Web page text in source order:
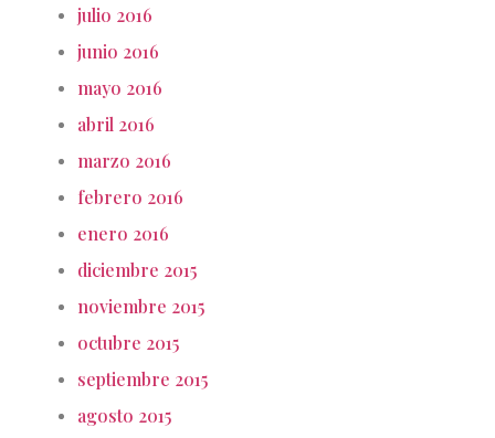
julio 2016
junio 2016
mayo 2016
abril 2016
marzo 2016
febrero 2016
enero 2016
diciembre 2015
noviembre 2015
octubre 2015
septiembre 2015
agosto 2015